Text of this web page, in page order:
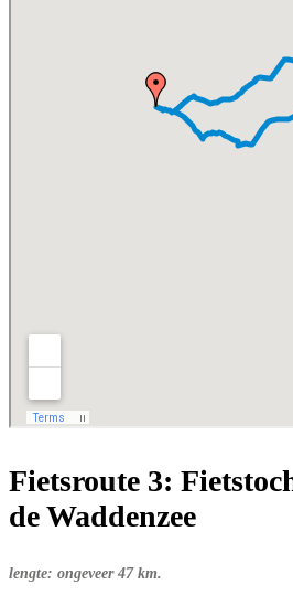
Fietsroute 3:
de Waddenzee
lengte: ongeveer 47 km.